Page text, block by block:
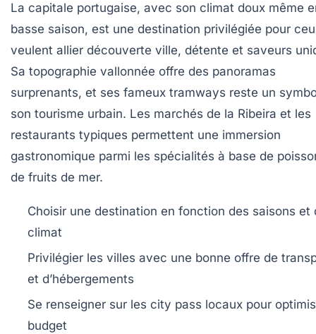
La capitale portugaise, avec son climat doux même
basse saison, est une destination privilégiée pour
veulent allier découverte ville, détente et saveurs
Sa topographie vallonnée offre des panoramas
surprenants, et ses fameux tramways reste un
son tourisme urbain. Les marchés de la Ribeira et les
restaurants typiques permettent une immersion
gastronomique parmi les spécialités à base de
de fruits de mer.
Choisir une destination en fonction des saisons et
climat
Privilégier les villes avec une bonne offre de
et d’hébergements
Se renseigner sur les city pass locaux pour
budget